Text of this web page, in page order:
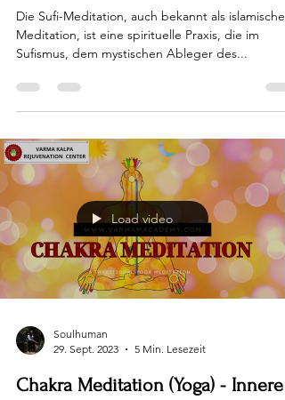
Die Sufi-Meditation, auch bekannt als islamische
Meditation, ist eine spirituelle Praxis, die im
Sufismus, dem mystischen Ableger des...
Load video
Soulhuman
29. Sept. 2023
5 Min. Lesezeit
Chakra Meditation (Yoga) - Innere